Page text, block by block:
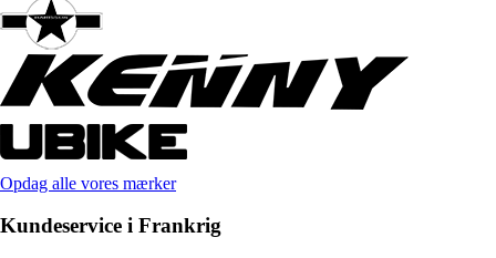
Opdag alle vores mærker
Kundeservice i Frankrig